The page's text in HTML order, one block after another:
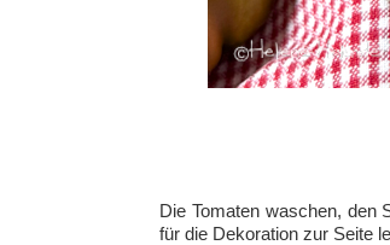
Die Tomaten waschen, den
für die Dekoration zur Seite